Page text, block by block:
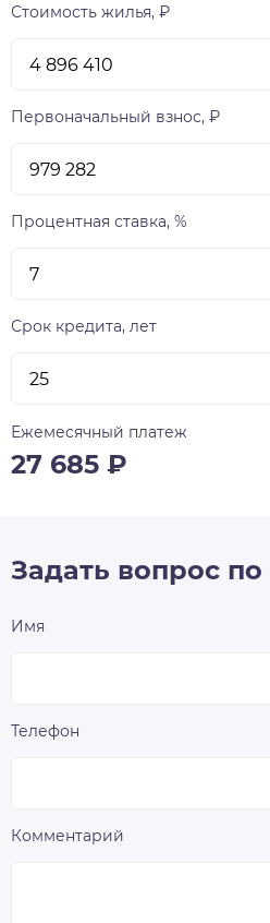
Стоимость жилья, ₽
Первоначальный взнос, ₽
Процентная ставка, %
Срок кредита, лет
Ежемесячный платеж
27 685 ₽
Задать вопрос по
Имя
Телефон
Комментарий